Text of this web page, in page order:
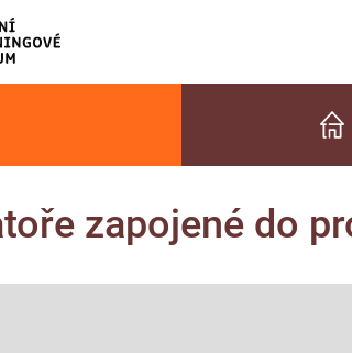
zapojené do